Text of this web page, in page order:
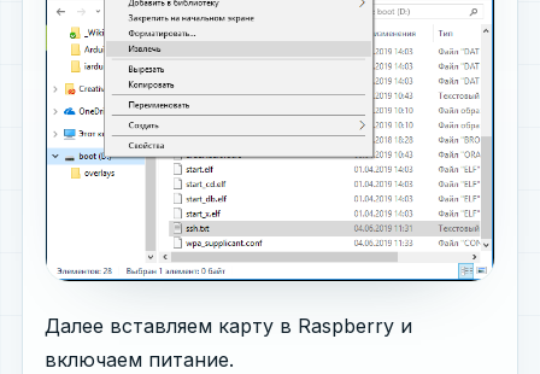
Далее вставляем карту в Raspberry и
включаем питание.